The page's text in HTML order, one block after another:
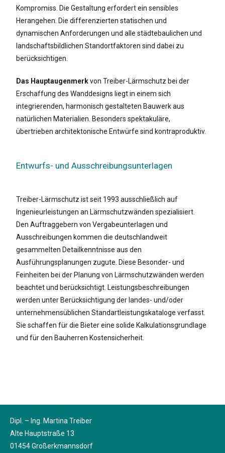
Kompromiss. Die Gestaltung erfordert ein sensibles
Herangehen. Die differenzierten statischen und
dynamischen Anforderungen und alle städtebaulichen und
landschaftsbildlichen Standortfaktoren sind dabei zu
berücksichtigen.
Das Hauptaugenmerk von Treiber-Lärmschutz bei der
Erschaffung des Wanddesigns liegt in einem sich
integrierenden, harmonisch gestalteten Bauwerk aus
natürlichen Materialien. Besonders spektakuläre,
übertrieben architektonische Entwürfe sind kontraproduktiv.
Entwurfs- und Ausschreibungsunterlagen
Treiber-Lärmschutz ist seit 1993 ausschließlich auf
Ingenieurleistungen an Lärmschutzwänden spezialisiert.
Den Auftraggebern von Vergabeunterlagen und
Ausschreibungen kommen die deutschlandweit
gesammelten Detailkenntnisse aus den
Ausführungsplanungen zugute. Diese Besonder- und
Feinheiten bei der Planung von Lärmschutzwänden werden
beachtet und berücksichtigt. Leistungsbeschreibungen
werden unter Berücksichtigung der landes- und/oder
unternehmensüblichen Standartleistungskataloge verfasst.
Sie schaffen für die Bieter eine solide Kalkulationsgrundlage
und für den Bauherren Kostensicherheit.
Dipl. – Ing. Martina Treiber
Alte Hauptstraße 13
01454 Großerkmannsdorf